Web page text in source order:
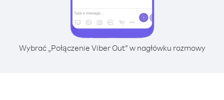
Wybrać „Połączenie Viber Out” w nagłówku rozmowy